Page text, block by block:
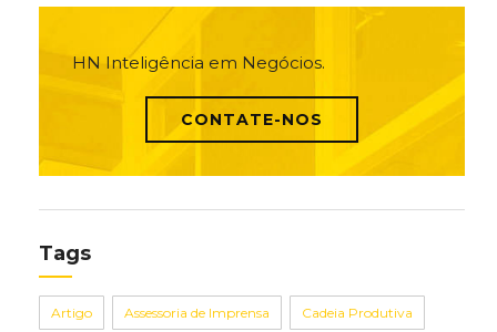
HN Inteligência em Negócios.
CONTATE-NOS
Tags
Artigo Assessoria de Imprensa Cadeia Produtiva